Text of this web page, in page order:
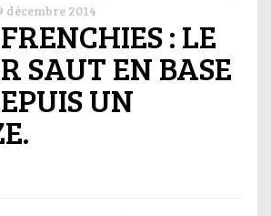
décembre 2014
: LE
SAUT EN BASE
UN